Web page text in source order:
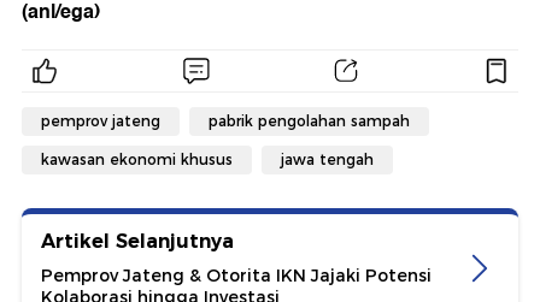
(anl/ega)
pemprov jateng pabrik pengolahan sampah
kawasan ekonomi khusus jawa tengah
Artikel Selanjutnya
Pemprov Jateng & Otorita IKN Jajaki Potensi
Kolaborasi hingga Investasi